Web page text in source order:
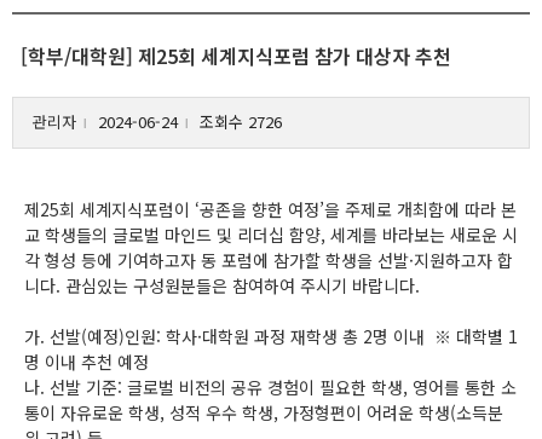
[학부/대학원] 제25회 세계지식포럼 참가 대상자 추천
관리자 l 2024-06-24 l 조회수 2726
제25회 세계지식포럼이 ‘공존을 향한 여정’을 주제로 개최함에 따라 본
교 학생들의 글로벌 마인드 및 리더십 함양, 세계를 바라보는 새로운 시
각 형성 등에 기여하고자 동 포럼에 참가할 학생을 선발·지원하고자 합
니다. 관심있는 구성원분들은 참여하여 주시기 바랍니다.
가. 선발(예정)인원: 학사·대학원 과정 재학생 총 2명 이내 ※ 대학별 1
명 이내 추천 예정
나. 선발 기준: 글로벌 비전의 공유 경험이 필요한 학생, 영어를 통한 소
통이 자유로운 학생, 성적 우수 학생, 가정형편이 어려운 학생(소득분